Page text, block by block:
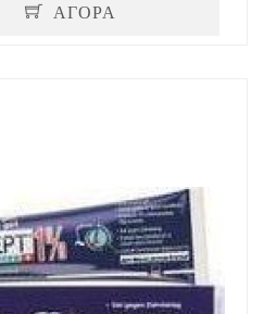
ΑΓΟΡΑ